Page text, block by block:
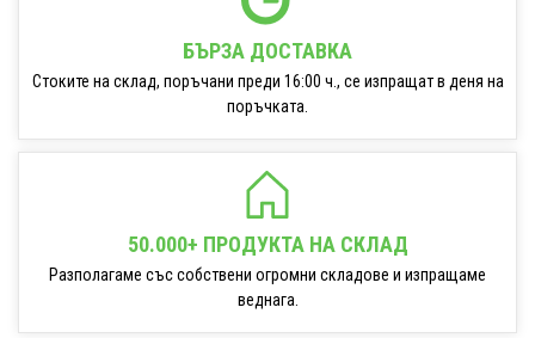
БЪРЗА ДОСТАВКА
Стоките на склад, поръчани преди 16:00 ч., се изпращат в деня на
поръчката.
50.000+ ПРОДУКТА НА СКЛАД
Разполагаме със собствени огромни складове и изпращаме
веднага.